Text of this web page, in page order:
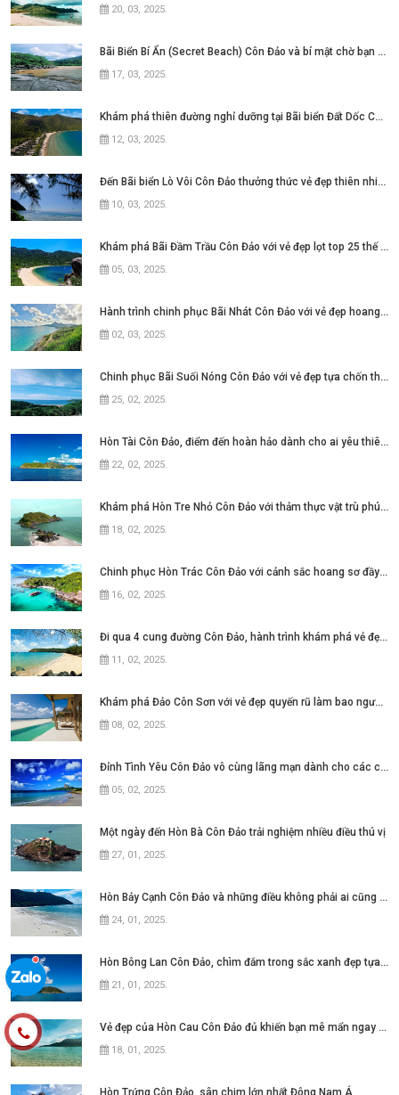
20, 03, 2025.
Bãi Biển Bí Ẩn (Secret Beach) Côn Đảo và bí mật chờ bạn khám phá
17, 03, 2025.
Khám phá thiên đường nghỉ dưỡng tại Bãi biển Đất Dốc Côn Đảo
12, 03, 2025.
Đến Bãi biển Lò Vôi Côn Đảo thưởng thức vẻ đẹp thiên nhiên hùng vĩ
10, 03, 2025.
Khám phá Bãi Đầm Trầu Côn Đảo với vẻ đẹp lọt top 25 thế giới
05, 03, 2025.
Hành trình chinh phục Bãi Nhát Côn Đảo với vẻ đẹp hoang sơ và yên bình
02, 03, 2025.
Chinh phục Bãi Suối Nóng Côn Đảo với vẻ đẹp tựa chốn thiên đường
25, 02, 2025.
Hòn Tài Côn Đảo, điểm đến hoàn hảo dành cho ai yêu thiên nhiên
22, 02, 2025.
Khám phá Hòn Tre Nhỏ Côn Đảo với thảm thực vật trù phú đầy ấn tượng
18, 02, 2025.
Chinh phục Hòn Trác Côn Đảo với cảnh sắc hoang sơ đầy ấn tượng
16, 02, 2025.
Đi qua 4 cung đường Côn Đảo, hành trình khám phá vẻ đẹp quyến rũ
11, 02, 2025.
Khám phá Đảo Côn Sơn với vẻ đẹp quyến rũ làm bao người đắm say
08, 02, 2025.
Đỉnh Tình Yêu Côn Đảo vô cùng lãng mạn dành cho các cặp đôi
05, 02, 2025.
Một ngày đến Hòn Bà Côn Đảo trải nghiệm nhiều điều thú vị
27, 01, 2025.
Hòn Bảy Cạnh Côn Đảo và những điều không phải ai cũng biết
24, 01, 2025.
Hòn Bông Lan Côn Đảo, chìm đắm trong sắc xanh đẹp tựa thiên đường
21, 01, 2025.
Vẻ đẹp của Hòn Cau Côn Đảo đủ khiến bạn mê mẩn ngay từ lần đầu
18, 01, 2025.
Hòn Trứng Côn Đảo, sân chim lớn nhất Đông Nam Á